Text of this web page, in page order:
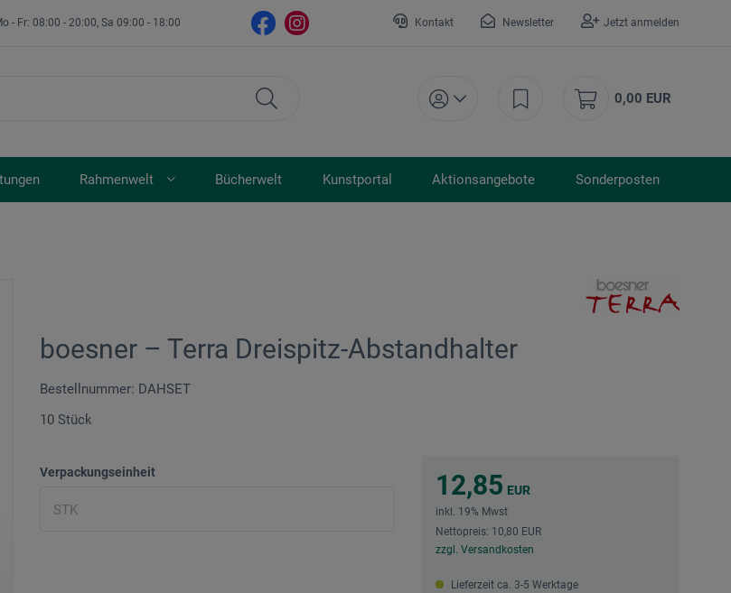
- Fr: 08:00 - 20:00, Sa 09:00 - 18:00 Kontakt Newsletter Jetzt anmelden
0,00 EUR
Rahmenwelt Bücherwelt Kunstportal Aktionsangebote Sonderposten
boesner – Terra Dreispitz-Abstandhalter
Bestellnummer: DAHSET
10 Stück
Verpackungseinheit 12,85 EUR
inkl. 19% Mwst
Nettopreis: 10,80 EUR
zzgl. Versandkosten
Lieferzeit ca. 3-5 Werktage